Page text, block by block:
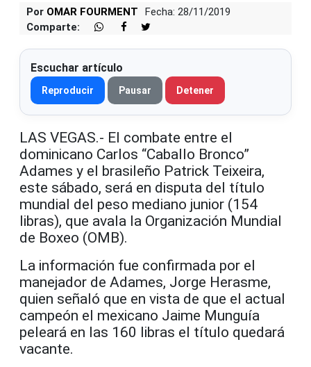
Por OMAR FOURMENT
Fecha: 28/11/2019
Comparte:
Escuchar artículo
Reproducir Pausar Detener
LAS VEGAS.- El combate entre el
dominicano Carlos “Caballo Bronco”
Adames y el brasileño Patrick Teixeira,
este sábado, será en disputa del título
mundial del peso mediano junior (154
libras), que avala la Organización Mundial
de Boxeo (OMB).
La información fue confirmada por el
manejador de Adames, Jorge Herasme,
quien señaló que en vista de que el actual
campeón el mexicano Jaime Munguía
peleará en las 160 libras el título quedará
vacante.